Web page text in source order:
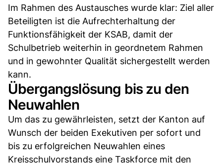
Im Rahmen des Austausches wurde klar: Ziel aller
Beteiligten ist die Aufrechterhaltung der
Funktionsfähigkeit der KSAB, damit der
Schulbetrieb weiterhin in geordnetem Rahmen
und in gewohnter Qualität sichergestellt werden
kann.
Übergangslösung bis zu den
Neuwahlen
Um das zu gewährleisten, setzt der Kanton auf
Wunsch der beiden Exekutiven per sofort und
bis zu erfolgreichen Neuwahlen eines
Kreisschulvorstands eine Taskforce mit den